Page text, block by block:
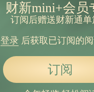
财新mini+会员
订阅后赠送财新通单
登录后获取已订阅的
订阅